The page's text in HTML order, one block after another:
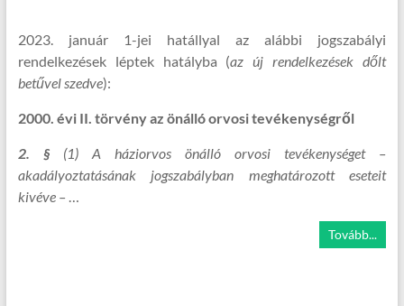
2023. január 1-jei hatállyal az alábbi jogszabályi
rendelkezések léptek hatályba (az új rendelkezések dőlt
betűvel szedve):
2000. évi II. törvény az önálló orvosi tevékenységről
2. §(1) A háziorvos önálló orvosi tevékenységet –
akadályoztatásának jogszabályban meghatározott eseteit
kivéve – …
Tovább...